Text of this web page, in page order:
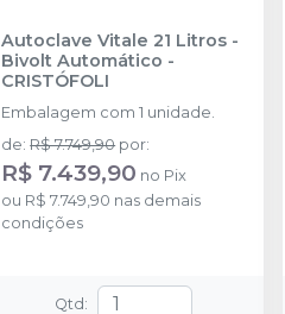
Autoclave Vitale 21 Litros -
Bivolt Automático -
CRISTÓFOLI
Embalagem com 1 unidade.
de:R$ 7.749,90 por:
R$ 7.439,90 no Pix
ou R$ 7.749,90 nas demais
condições
Qtd :